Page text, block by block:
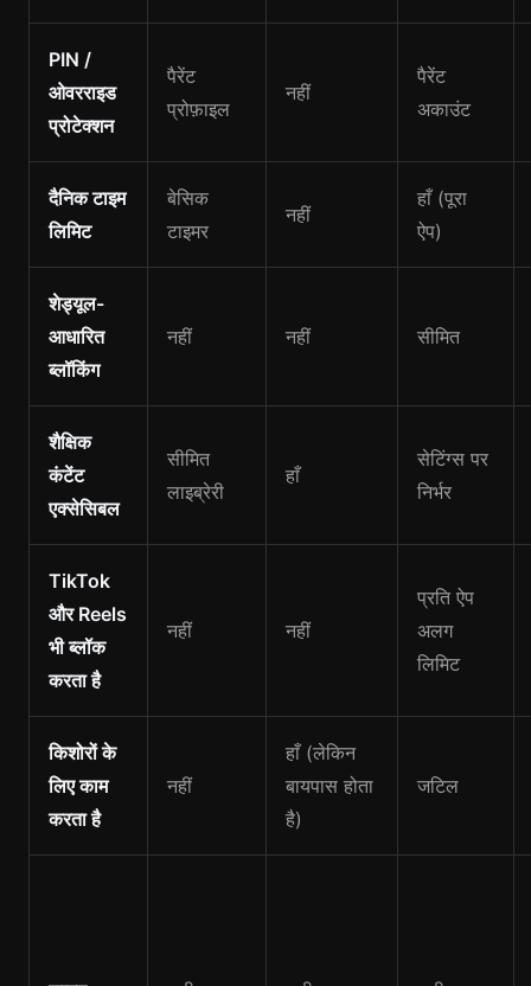
PIN /
ओवरराइड
प्रोटेक्शन
पैरेंट
प्रोफ़ाइल
नहीं
पैरेंट
अकाउंट
दैनिक टाइम
लिमिट
बेसिक
टाइमर
नहीं
हाँ (पूरा
ऐप)
शेड्यूल-
आधारित
ब्लॉकिंग
नहीं नहीं सीमित
शैक्षिक
कंटेंट
एक्सेसिबल
सीमित
लाइब्रेरी
हाँ
सेटिंग्स पर
निर्भर
TikTok
और Reels
भी ब्लॉक
करता है
नहीं नहीं
प्रति ऐप
अलग
लिमिट
किशोरों के
लिए काम
करता है
नहीं
हाँ (लेकिन
बायपास होता
है)
जटिल